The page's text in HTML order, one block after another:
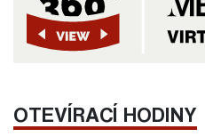
OTEVÍRACÍ HODINY